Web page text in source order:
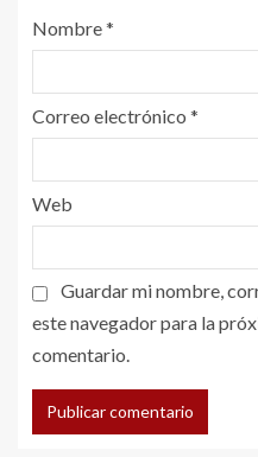
Nombre*
Correo electrónico *
Web
Guardar mi nombre,
este navegador para la
comentario.